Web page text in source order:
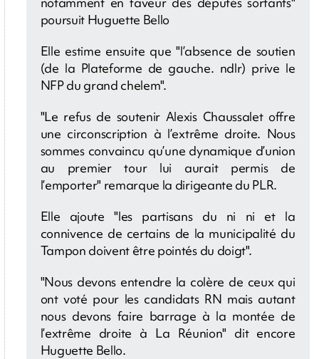
poursuit Huguette Bello
Elle estime ensuite que "l’absence de soutien
(de la Plateforme de gauche. ndlr) prive le
NFP du grand chelem".
"Le refus de soutenir Alexis Chaussalet offre
une circonscription à l’extrême droite. Nous
sommes convaincu qu’une dynamique d’union
au premier tour lui aurait permis de
l’emporter" remarque la dirigeante du PLR.
Elle ajoute "les partisans du ni ni et la
connivence de certains de la municipalité du
Tampon doivent être pointés du doigt".
"Nous devons entendre la colère de ceux qui
ont voté pour les candidats RN mais autant
nous devons faire barrage à la montée de
l’extrême droite à La Réunion" dit encore
Huguette Bello.